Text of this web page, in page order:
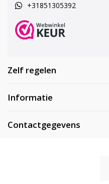
+31851305392
Zelf regelen
Informatie
Contactgegevens